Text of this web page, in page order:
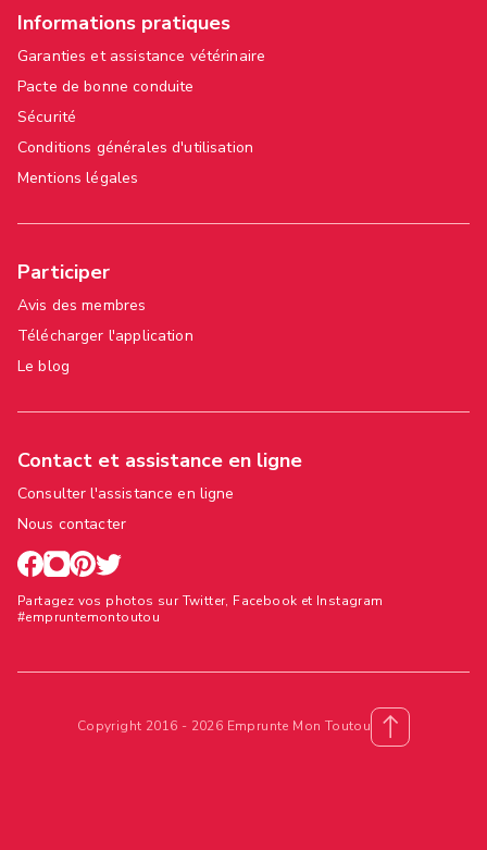
Informations pratiques
Garanties et assistance vétérinaire
Pacte de bonne conduite
Sécurité
Conditions générales d'utilisation
Mentions légales
Participer
Avis des membres
Télécharger l'application
Le blog
Contact et assistance en ligne
Consulter l'assistance en ligne
Nous contacter
Partagez vos photos sur Twitter, Facebook et Instagram
#empruntemontoutou
Copyright 2016 - 2026 Emprunte Mon Toutou